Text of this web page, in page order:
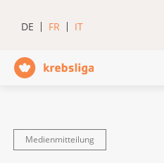
DE FR IT
Medienmitteilung